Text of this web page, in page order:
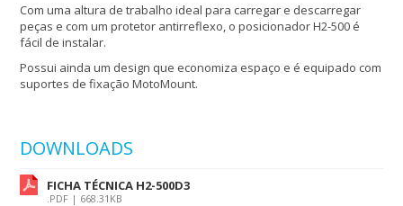
Com uma altura de trabalho ideal para carregar e descarregar
peças e com um protetor antirreflexo, o posicionador H2-500 é
fácil de instalar.
Possui ainda um design que economiza espaço e é equipado com
suportes de fixação MotoMount.
DOWNLOADS
FICHA TÉCNICA H2-500D3
.PDF | 668.31KB